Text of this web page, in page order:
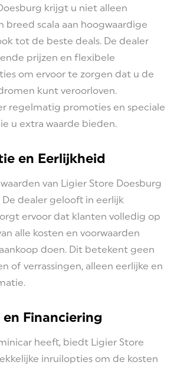
krijgt u niet alleen
scala aan hoogwaardige
tot de beste deals. De dealer
prijzen en flexibele
om ervoor te zorgen dat u de
kunt veroorloven.
regelmatig promoties en speciale
u extra waarde bieden.
en Eerlijkheid
van Ligier Store Doesburg
De dealer gelooft in eerlijk
ervoor dat klanten volledig op
alle kosten en voorwaarden
doen. Dit betekent geen
of verrassingen, alleen eerlijke en
Financiering
heeft, biedt Ligier Store
inruilopties om de kosten